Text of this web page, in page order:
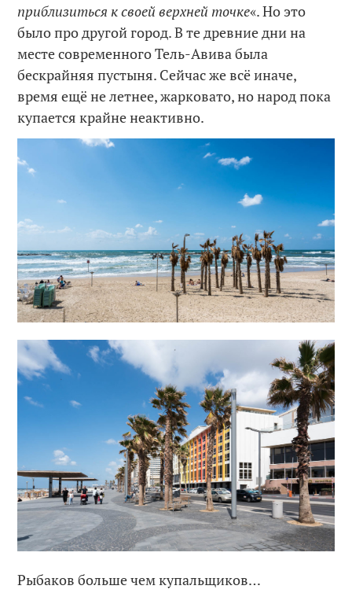
приблизиться к своей верхней точке«. Но это
было про другой город. В те древние дни на
месте современного Тель-Авива была
бескрайняя пустыня. Сейчас же всё иначе,
время ещё не летнее, жарковато, но народ пока
купается крайне неактивно.
Рыбаков больше чем купальщиков…